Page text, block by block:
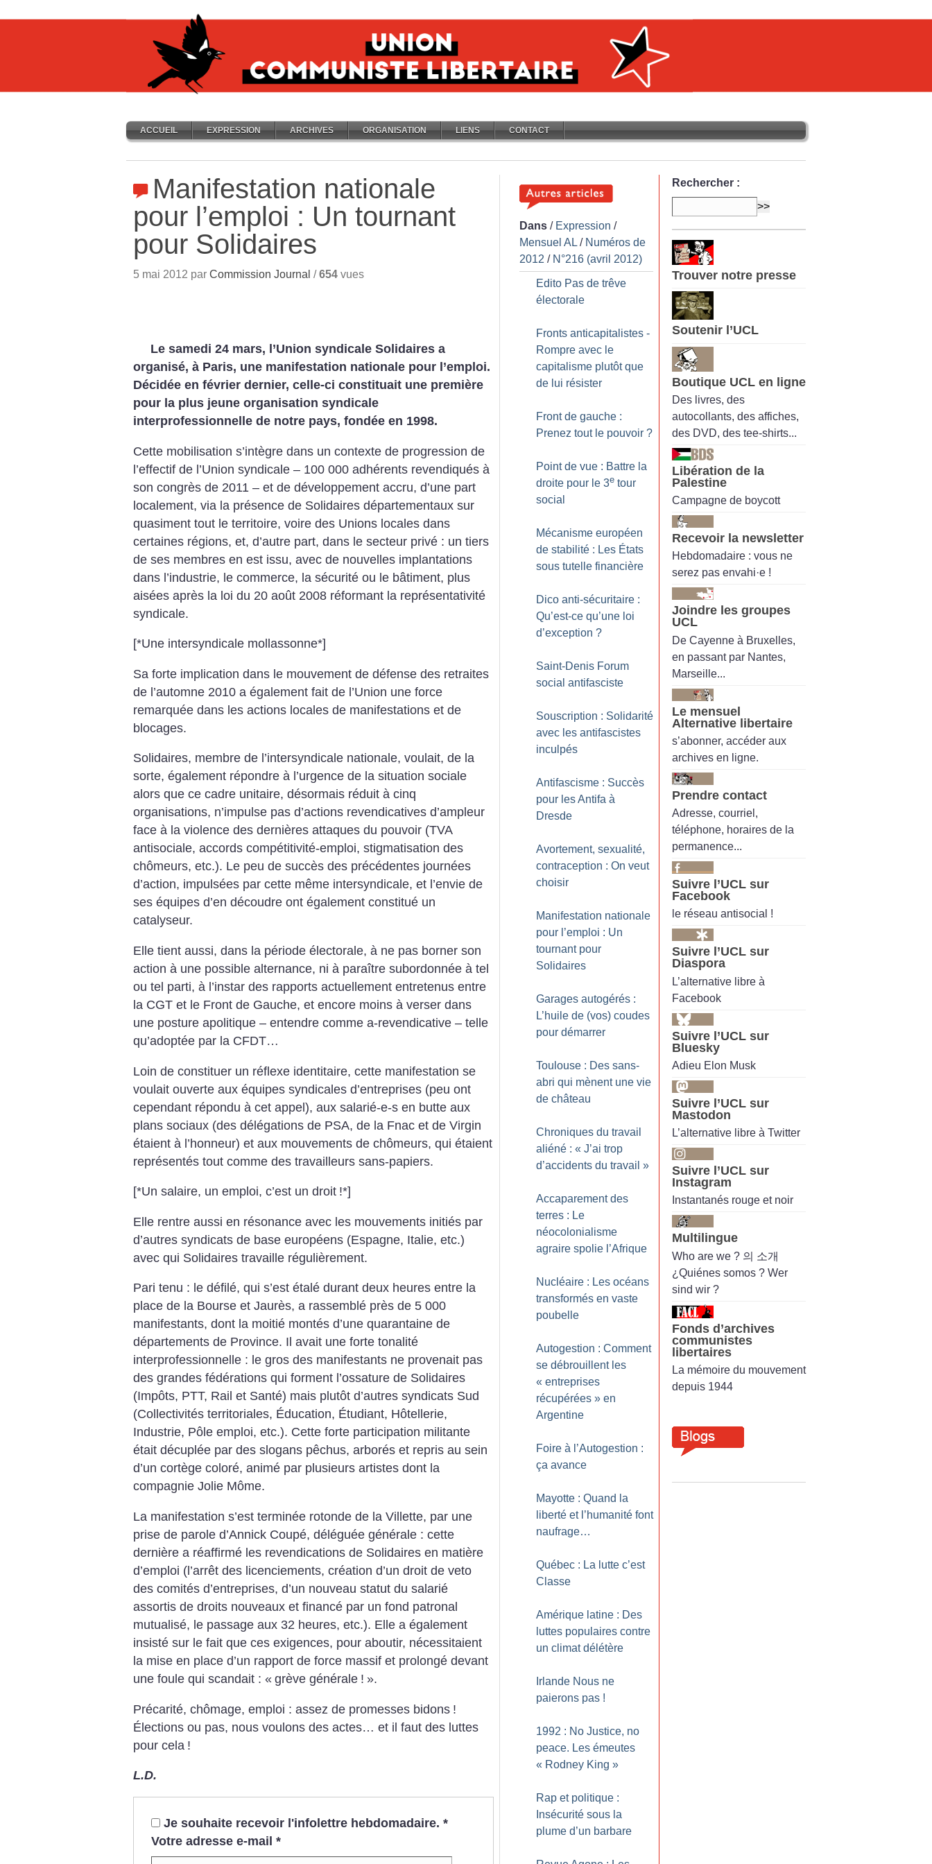
ACCUEIL EXPRESSION ARCHIVES ORGANISATION LIENS CONTACT
Manifestation nationale
pour l’emploi : Un tournant
pour Solidaires
5 mai 2012 par Commission Journal /654 vues
Le samedi 24 mars, l’Union syndicale Solidaires a
organisé, à Paris, une manifestation nationale pour l’emploi.
Décidée en février dernier, celle-ci constituait une première
pour la plus jeune organisation syndicale
interprofessionnelle de notre pays, fondée en 1998.
Cette mobilisation s’intègre dans un contexte de progression de
l’effectif de l’Union syndicale – 100 000 adhérents revendiqués à
son congrès de 2011 – et de développement accru, d’une part
localement, via la présence de Solidaires départementaux sur
quasiment tout le territoire, voire des Unions locales dans
certaines régions, et, d’autre part, dans le secteur privé : un tiers
de ses membres en est issu, avec de nouvelles implantations
dans l’industrie, le commerce, la sécurité ou le bâtiment, plus
aisées après la loi du 20 août 2008 réformant la représentativité
syndicale.
[*Une intersyndicale mollassonne*]
Sa forte implication dans le mouvement de défense des retraites
de l’automne 2010 a également fait de l’Union une force
remarquée dans les actions locales de manifestations et de
blocages.
Solidaires, membre de l’intersyndicale nationale, voulait, de la
sorte, également répondre à l’urgence de la situation sociale
alors que ce cadre unitaire, désormais réduit à cinq
organisations, n’impulse pas d’actions revendicatives d’ampleur
face à la violence des dernières attaques du pouvoir (TVA
antisociale, accords compétitivité-emploi, stigmatisation des
chômeurs, etc.). Le peu de succès des précédentes journées
d’action, impulsées par cette même intersyndicale, et l’envie de
ses équipes d’en découdre ont également constitué un
catalyseur.
Elle tient aussi, dans la période électorale, à ne pas borner son
action à une possible alternance, ni à paraître subordonnée à tel
ou tel parti, à l’instar des rapports actuellement entretenus entre
la CGT et le Front de Gauche, et encore moins à verser dans
une posture apolitique – entendre comme a-revendicative – telle
qu’adoptée par la CFDT…
Loin de constituer un réflexe identitaire, cette manifestation se
voulait ouverte aux équipes syndicales d’entreprises (peu ont
cependant répondu à cet appel), aux salarié-e-s en butte aux
plans sociaux (des délégations de PSA, de la Fnac et de Virgin
étaient à l’honneur) et aux mouvements de chômeurs, qui étaient
représentés tout comme des travailleurs sans-papiers.
[*Un salaire, un emploi, c’est un droit !*]
Elle rentre aussi en résonance avec les mouvements initiés par
d’autres syndicats de base européens (Espagne, Italie, etc.)
avec qui Solidaires travaille régulièrement.
Pari tenu : le défilé, qui s’est étalé durant deux heures entre la
place de la Bourse et Jaurès, a rassemblé près de 5 000
manifestants, dont la moitié montés d’une quarantaine de
départements de Province. Il avait une forte tonalité
interprofessionnelle : le gros des manifestants ne provenait pas
des grandes fédérations qui forment l’ossature de Solidaires
(Impôts, PTT, Rail et Santé) mais plutôt d’autres syndicats Sud
(Collectivités territoriales, Éducation, Étudiant, Hôtellerie,
Industrie, Pôle emploi, etc.). Cette forte participation militante
était décuplée par des slogans pêchus, arborés et repris au sein
d’un cortège coloré, animé par plusieurs artistes dont la
compagnie Jolie Môme.
La manifestation s’est terminée rotonde de la Villette, par une
prise de parole d’Annick Coupé, déléguée générale : cette
dernière a réaffirmé les revendications de Solidaires en matière
d’emploi (l’arrêt des licenciements, création d’un droit de veto
des comités d’entreprises, d’un nouveau statut du salarié
assortis de droits nouveaux et financé par un fond patronal
mutualisé, le passage aux 32 heures, etc.). Elle a également
insisté sur le fait que ces exigences, pour aboutir, nécessitaient
la mise en place d’un rapport de force massif et prolongé devant
une foule qui scandait : « grève générale ! ».
Précarité, chômage, emploi : assez de promesses bidons !
Élections ou pas, nous voulons des actes… et il faut des luttes
pour cela !
L.D.
Je souhaite recevoir l'infolettre hebdomadaire. *
Votre adresse e-mail *
Dans / Expression /
Mensuel AL / Numéros de
2012 / N°216 (avril 2012)
Edito Pas de trêve
électorale
Fronts anticapitalistes -
Rompre avec le
capitalisme plutôt que
de lui résister
Front de gauche :
Prenez tout le pouvoir ?
Point de vue : Battre la
droite pour le 3e tour
social
Mécanisme européen
de stabilité : Les États
sous tutelle financière
Dico anti-sécuritaire :
Qu’est-ce qu’une loi
d’exception ?
Saint-Denis Forum
social antifasciste
Souscription : Solidarité
avec les antifascistes
inculpés
Antifascisme : Succès
pour les Antifa à
Dresde
Avortement, sexualité,
contraception : On veut
choisir
Manifestation nationale
pour l’emploi : Un
tournant pour
Solidaires
Garages autogérés :
L’huile de (vos) coudes
pour démarrer
Toulouse : Des sans-
abri qui mènent une vie
de château
Chroniques du travail
aliéné : « J’ai trop
d’accidents du travail »
Accaparement des
terres : Le
néocolonialisme
agraire spolie l’Afrique
Nucléaire : Les océans
transformés en vaste
poubelle
Autogestion : Comment
se débrouillent les
« entreprises
récupérées » en
Argentine
Foire à l’Autogestion :
ça avance
Mayotte : Quand la
liberté et l’humanité font
naufrage…
Québec : La lutte c’est
Classe
Amérique latine : Des
luttes populaires contre
un climat délétère
Irlande Nous ne
paierons pas !
1992 : No Justice, no
peace. Les émeutes
« Rodney King »
Rap et politique :
Insécurité sous la
plume d’un barbare
Rechercher :
Trouver notre presse
Soutenir l’UCL
Boutique UCL en ligne
Des livres, des
autocollants, des affiches,
des DVD, des tee-shirts...
Libération de la
Palestine
Campagne de boycott
Recevoir la newsletter
Hebdomadaire : vous ne
serez pas envahi·e !
Joindre les groupes
UCL
De Cayenne à Bruxelles,
en passant par Nantes,
Marseille...
Le mensuel
Alternative libertaire
s’abonner, accéder aux
archives en ligne.
Prendre contact
Adresse, courriel,
téléphone, horaires de la
permanence...
Suivre l’UCL sur
Facebook
le réseau antisocial !
Suivre l’UCL sur
Diaspora
L’alternative libre à
Facebook
Suivre l’UCL sur
Bluesky
Adieu Elon Musk
Suivre l’UCL sur
Mastodon
L’alternative libre à Twitter
Suivre l’UCL sur
Instagram
Instantanés rouge et noir
Multilingue
Who are we ? 의 소개
¿Quiénes somos ? Wer
sind wir ?
Fonds d’archives
communistes
libertaires
La mémoire du mouvement
depuis 1944